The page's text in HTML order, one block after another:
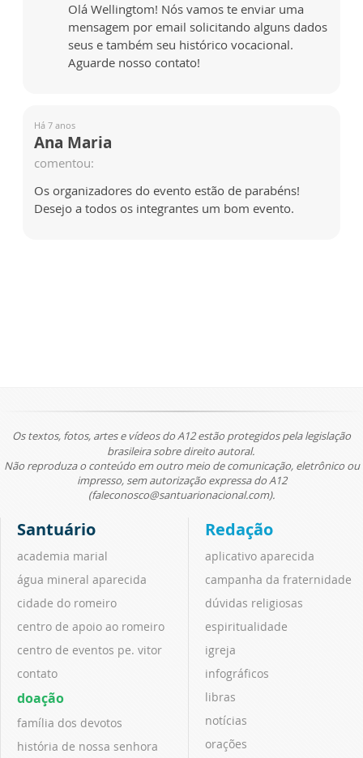
Olá Wellingtom! Nós vamos te enviar uma
mensagem por email solicitando alguns dados
seus e também seu histórico vocacional.
Aguarde nosso contato!
Há 7 anos
Ana Maria
comentou:
Os organizadores do evento estão de parabéns!
Desejo a todos os integrantes um bom evento.
Os textos, fotos, artes e vídeos do A12 estão protegidos pela legislação
brasileira sobre direito autoral.
Não reproduza o conteúdo em outro meio de comunicação, eletrônico ou
impresso, sem autorização expressa do A12
(faleconosco@santuarionacional.com).
Santuário
academia marial
água mineral aparecida
cidade do romeiro
centro de apoio ao romeiro
centro de eventos pe. vitor
contato
doação
família dos devotos
história de nossa senhora
Redação
aplicativo aparecida
campanha da fraternidade
dúvidas religiosas
espiritualidade
igreja
infográficos
libras
notícias
orações